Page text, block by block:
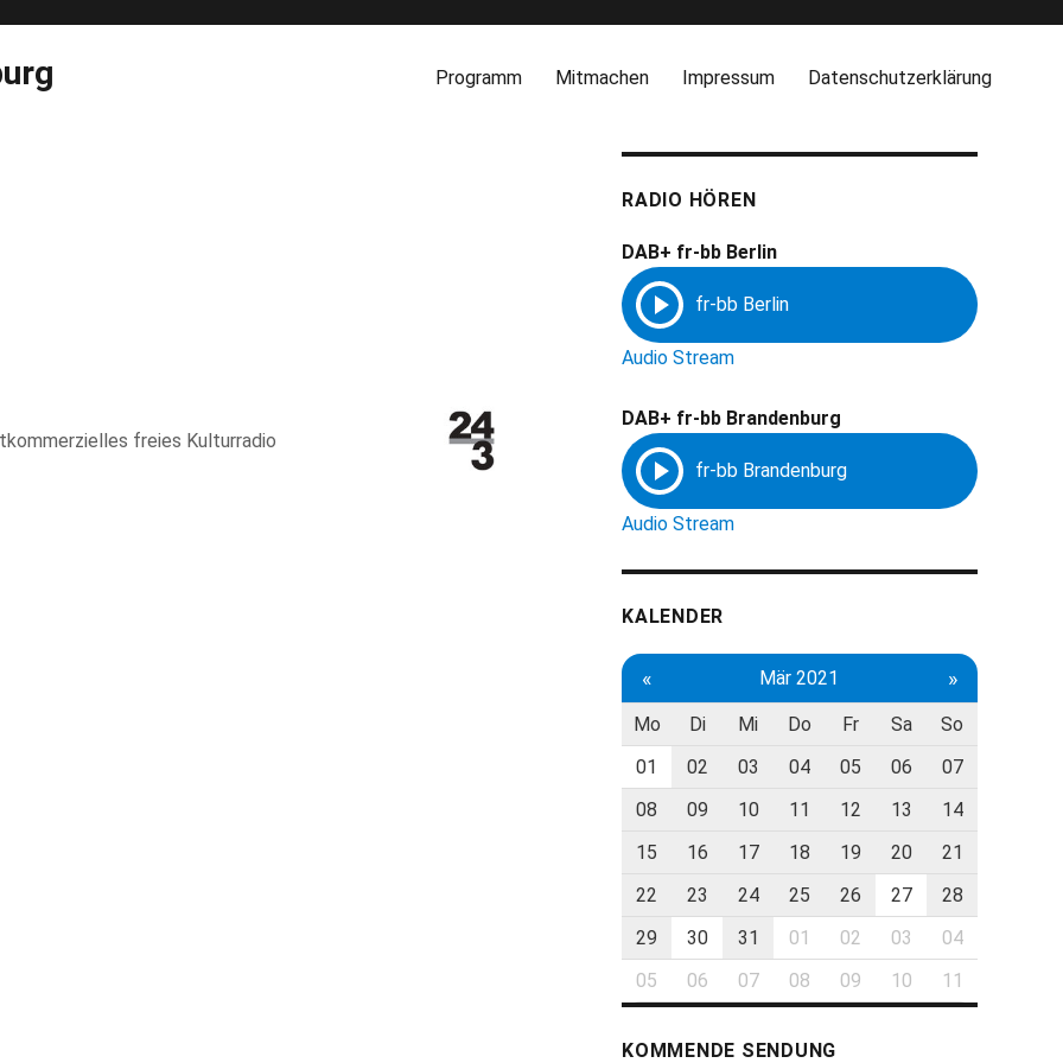
Programm Mitmachen Impressum Datenschutzerklärung
freies Kulturradio
RADIO HÖREN
DAB+ fr-bb Berlin
Audio Stream
DAB+ fr-bb Brandenburg
Audio Stream
KALENDER
« Mär 2021 »
Mo Di Mi Do Fr Sa
So
01
02 03 04 05 06
07
08
09 10 11 12 13
14
15
16 17 18 19 20
21
22
23 24 25 26 27
28
29
30 31 01 02 03
04
05
06 07 08 09 10 11
KOMMENDE SENDUNG